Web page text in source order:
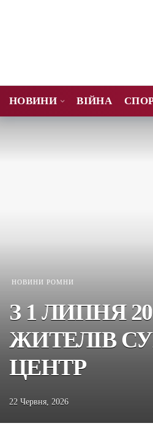
НОВИНИ ВІЙНА
НОВИНИ РОМНИ
З 1 ЛИПНЯ
ЖИТЕЛІВ
ЦЕНТР
22 Червня, 2026